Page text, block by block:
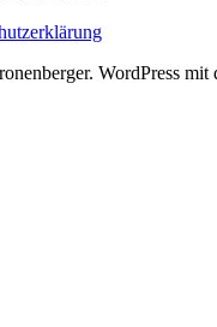
WordPress mit